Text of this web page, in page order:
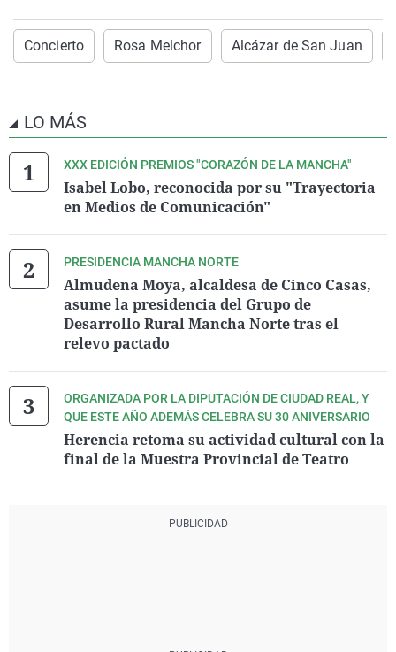
Concierto Rosa Melchor Alcázar de San Juan
LO MÁS
XXX EDICIÓN PREMIOS "CORAZÓN DE LA MANCHA"
Isabel Lobo, reconocida por su "Trayectoria
en Medios de Comunicación"
PRESIDENCIA MANCHA NORTE
Almudena Moya, alcaldesa de Cinco Casas,
asume la presidencia del Grupo de
Desarrollo Rural Mancha Norte tras el
relevo pactado
ORGANIZADA POR LA DIPUTACIÓN DE CIUDAD REAL, Y
QUE ESTE AÑO ADEMÁS CELEBRA SU 30 ANIVERSARIO
Herencia retoma su actividad cultural con la
final de la Muestra Provincial de Teatro